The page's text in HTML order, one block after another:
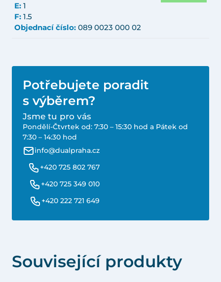
E: 1
F: 1.5
Objednací číslo: 089 0023 000 02
Potřebujete poradit
s výběrem?
Jsme tu pro vás
Pondělí-Čtvrtek od: 7:30 – 15:30 hod a Pátek od
7:30 – 14:30 hod
info@dualpraha.cz
+420 725 802 767
+420 725 349 010
+420 222 721 649
Související produkty